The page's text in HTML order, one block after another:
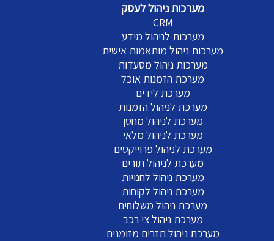
מערכות ניהול לעסק
CRM
מערכות לניהול מידע
מערכות ניהול מותאמות אישית
מערכות ניהול מסעדות
מערכת הזמנות אוכל
מערכת לידים
מערכת לניהול הזמנות
מערכת לניהול מחסן
מערכת לניהול מלאי
מערכת לניהול פרוייקטים
מערכת לניהול תורים
מערכת ניהול לחנויות
מערכת ניהול לקוחות
מערכת ניהול משלוחים
מערכת ניהול צי רכב
מערכת ניהול תזרים מזומנים